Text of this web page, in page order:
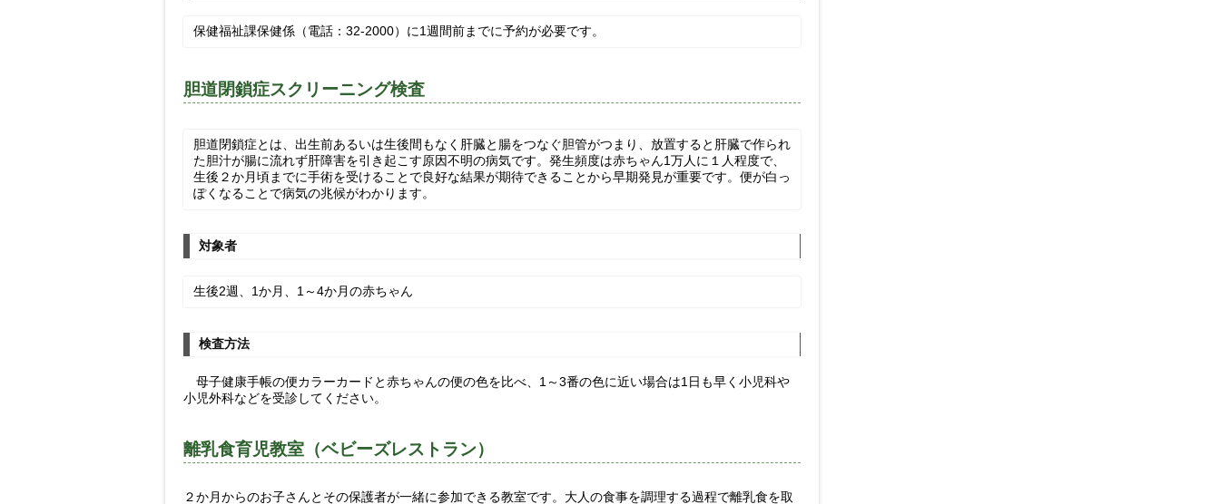
保健福祉課保健係（電話：32-2000）に1週間前までに予約が必要です。
胆道閉鎖症スクリーニング検査
胆道閉鎖症とは、出生前あるいは生後間もなく肝臓と腸をつなぐ胆管がつまり、放置すると肝臓で作られ
た胆汁が腸に流れず肝障害を引き起こす原因不明の病気です。発生頻度は赤ちゃん1万人に１人程度で、
生後２か月頃までに手術を受けることで良好な結果が期待できることから早期発見が重要です。便が白っ
ぽくなることで病気の兆候がわかります。
対象者
生後2週、1か月、1～4か月の赤ちゃん
検査方法
母子健康手帳の便カラーカードと赤ちゃんの便の色を比べ、1～3番の色に近い場合は1日も早く小児科や
小児外科などを受診してください。
離乳食育児教室（ベビーズレストラン）
２か月からのお子さんとその保護者が一緒に参加できる教室です。大人の食事を調理する過程で離乳食を取